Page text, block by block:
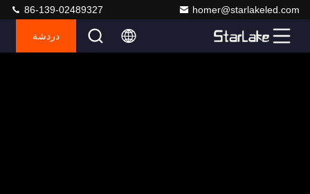
homer@starlakeled.com
86-139-02489327
دردشة